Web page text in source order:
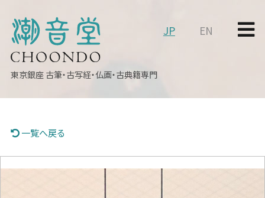
東京銀座 古筆・古写経・仏画・古典籍専門
JP EN
一覧へ戻る